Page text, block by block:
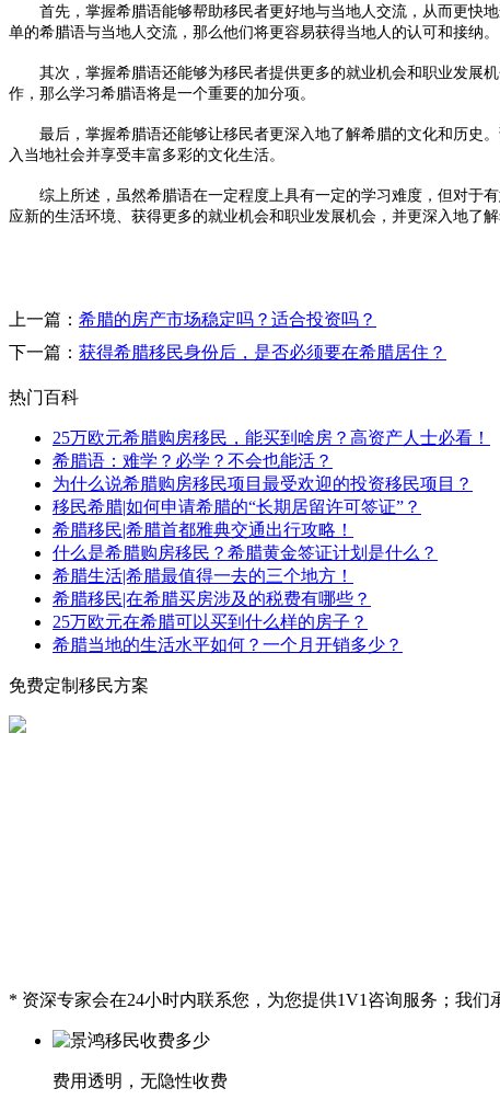
首先，掌握希腊语能够帮助移民者更好地与当地人交流，从而更快地
单的希腊语与当地人交流，那么他们将更容易获得当地人的认可和接纳。
其次，掌握希腊语还能够为移民者提供更多的就业机会和职业发展机
作，那么学习希腊语将是一个重要的加分项。
最后，掌握希腊语还能够让移民者更深入地了解希腊的文化和历史。
入当地社会并享受丰富多彩的文化生活。
综上所述，虽然希腊语在一定程度上具有一定的学习难度，但对于有
应新的生活环境、获得更多的就业机会和职业发展机会，并更深入地了解
上一篇： 希腊的房产市场稳定吗？适合投资吗？
下一篇： 获得希腊移民身份后，是否必须要在希腊居住？
热门百科
25万欧元希腊购房移民，能买到啥房？高资产人士必看！
希腊语：难学？必学？不会也能活？
为什么说希腊购房移民项目最受欢迎的投资移民项目？
移民希腊|如何申请希腊的“长期居留许可签证”？
希腊移民|希腊首都雅典交通出行攻略！
什么是希腊购房移民？希腊黄金签证计划是什么？
希腊生活|希腊最值得一去的三个地方！
希腊移民|在希腊买房涉及的税费有哪些？
25万欧元在希腊可以买到什么样的房子？
希腊当地的生活水平如何？一个月开销多少？
免费定制移民方案
* 资深专家会在24小时内联系您，为您提供1V1咨询服务；我们
费用透明，无隐性收费